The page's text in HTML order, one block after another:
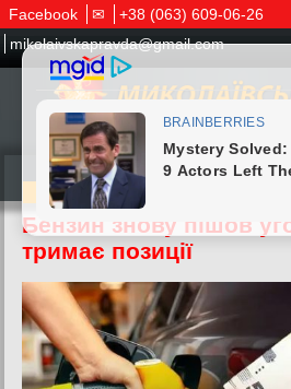
Facebook ✉
+38 (063) 609-06-26
mikolaivskapravda@gmail.com
18.05.2026
Бензин знову пішов
тримає позиції